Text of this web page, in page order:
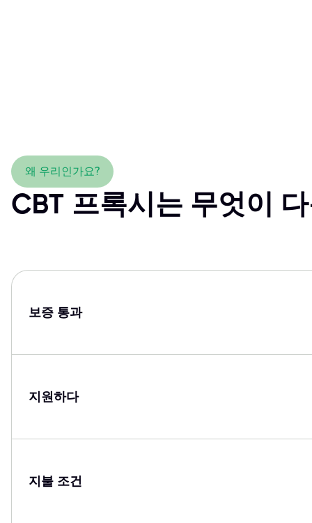
왜 우리인가요?
CBT 프록시는 무엇이
보증 통과
지원하다
지불 조건